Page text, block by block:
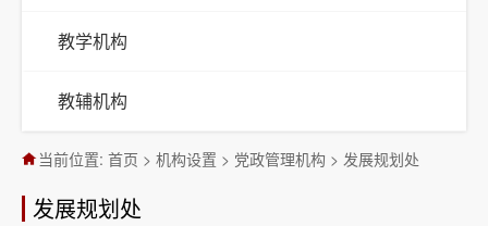
教学机构
教辅机构
当前位置:首页 >机构设置 > 党政管理机构 >发展规划处
发展规划处